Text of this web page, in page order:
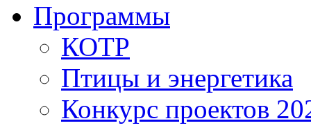
Программы
КОТР
Птицы и энергетика
Конкурс проектов